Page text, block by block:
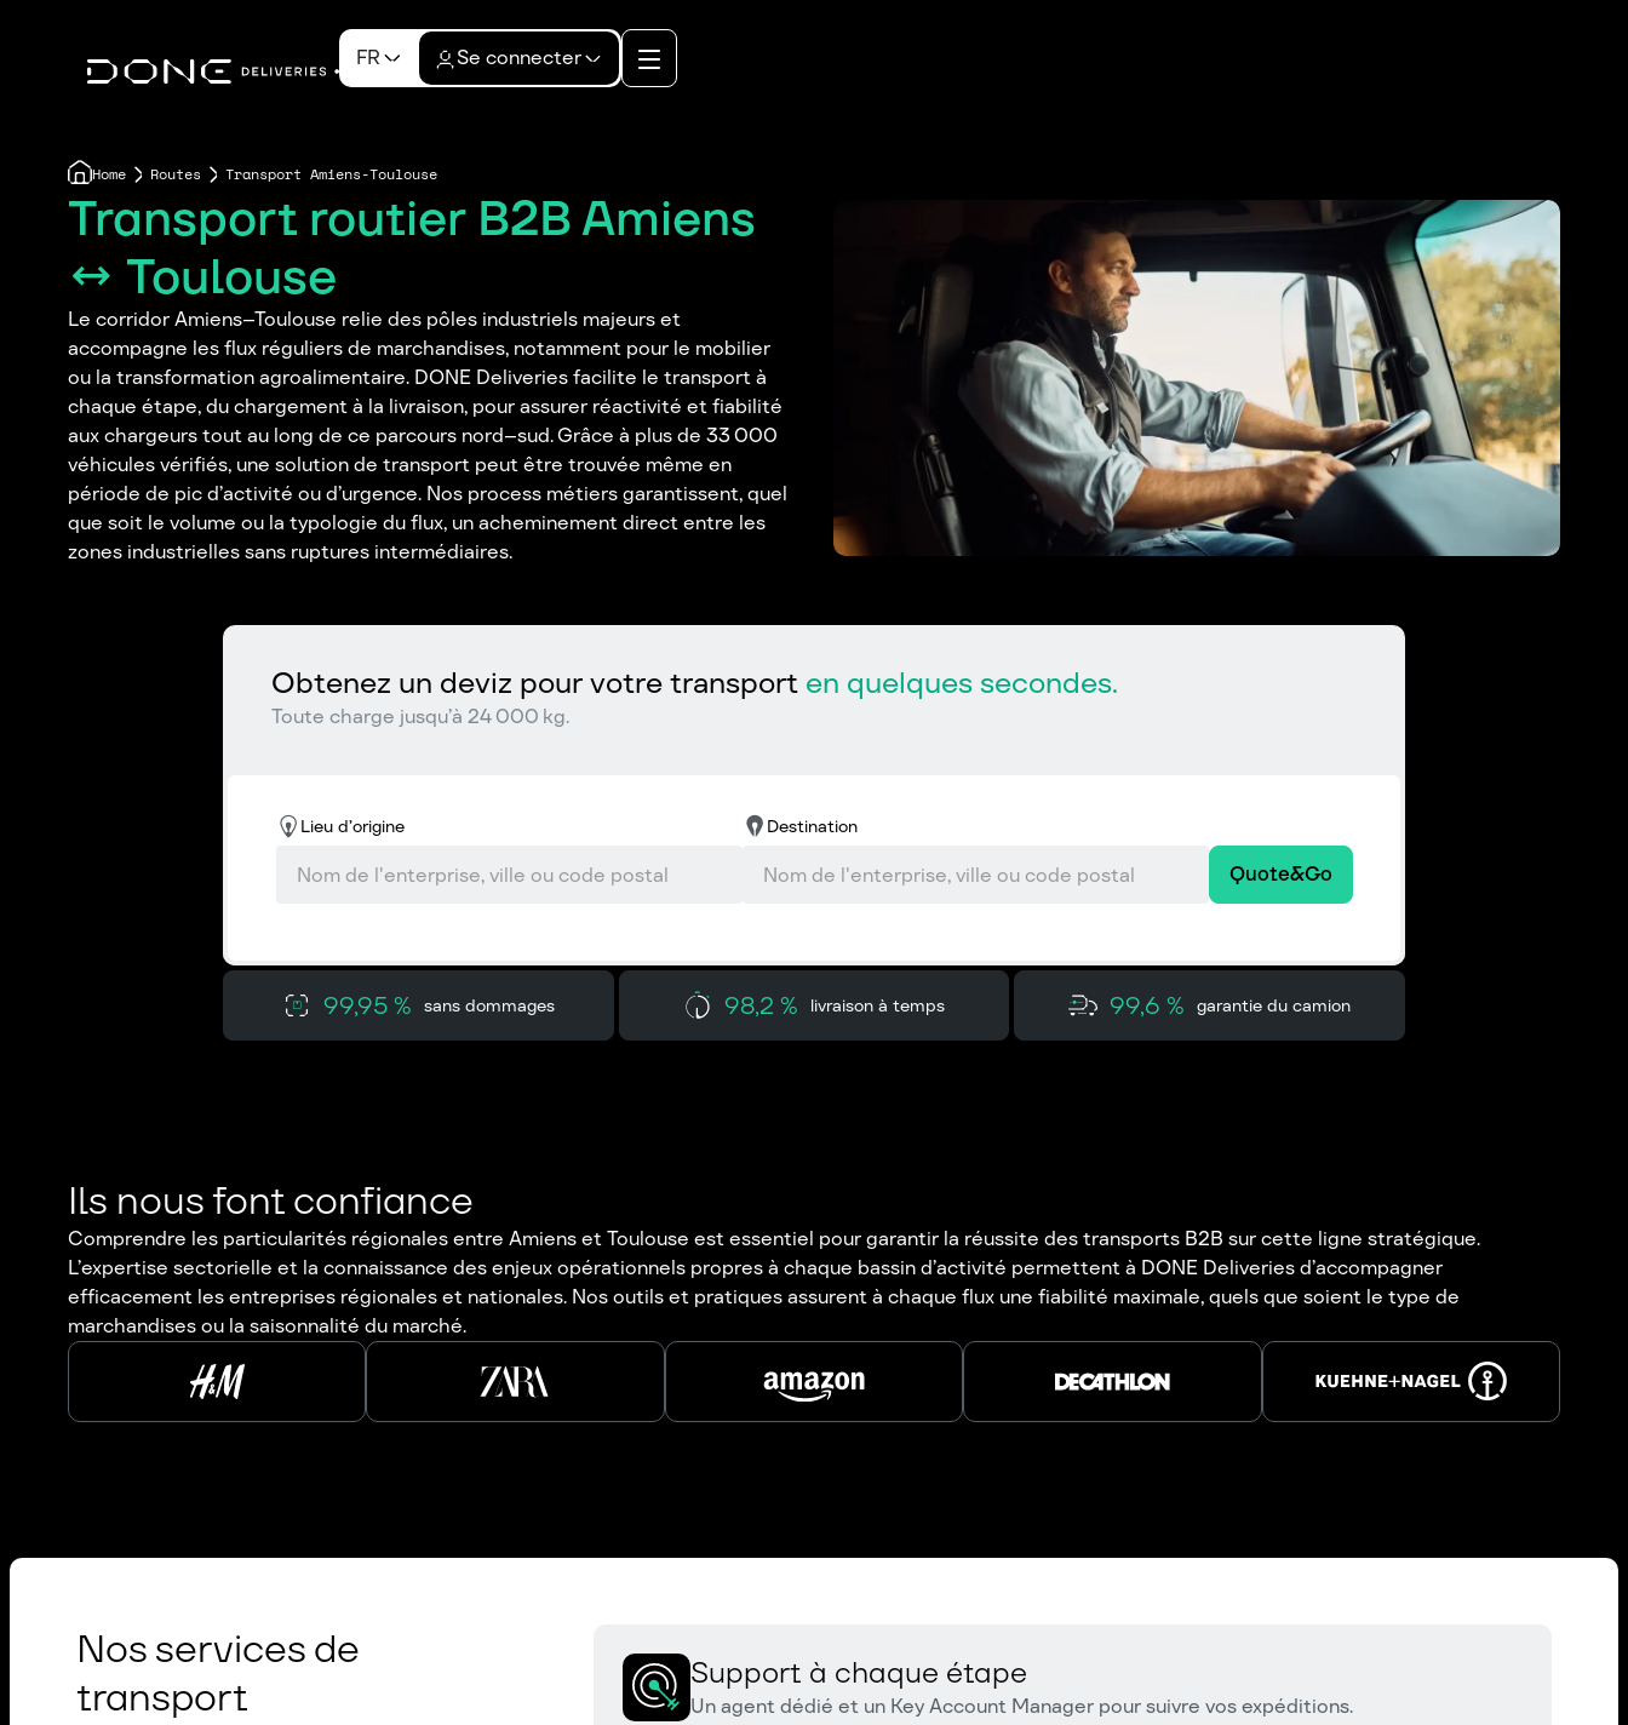
FR Se connecter
Home Routes Transport Amiens-Toulouse
Transport routier B2B Amiens
↔ Toulouse
Le corridor Amiens–Toulouse relie des pôles industriels majeurs et
accompagne les flux réguliers de marchandises, notamment pour le mobilier
ou la transformation agroalimentaire. DONE Deliveries facilite le transport à
chaque étape, du chargement à la livraison, pour assurer réactivité et fiabilité
aux chargeurs tout au long de ce parcours nord–sud. Grâce à plus de 33 000
véhicules vérifiés, une solution de transport peut être trouvée même en
période de pic d’activité ou d’urgence. Nos process métiers garantissent, quel
que soit le volume ou la typologie du flux, un acheminement direct entre les
zones industrielles sans ruptures intermédiaires.
Obtenez un deviz pour votre transport en quelques secondes.
Toute charge jusqu’à 24 000 kg.
Lieu d’origine Destination
Quote&Go
99,95 % sans dommages 98,2 % livraison à temps 99,6 % garantie du camion
Ils nous font confiance
Comprendre les particularités régionales entre Amiens et Toulouse est essentiel pour garantir la réussite des transports B2B sur cette ligne stratégique.
L’expertise sectorielle et la connaissance des enjeux opérationnels propres à chaque bassin d’activité permettent à DONE Deliveries d’accompagner
efficacement les entreprises régionales et nationales. Nos outils et pratiques assurent à chaque flux une fiabilité maximale, quels que soient le type de
marchandises ou la saisonnalité du marché.
Nos services de
transport
Support à chaque étape
Un agent dédié et un Key Account Manager pour suivre vos expéditions.